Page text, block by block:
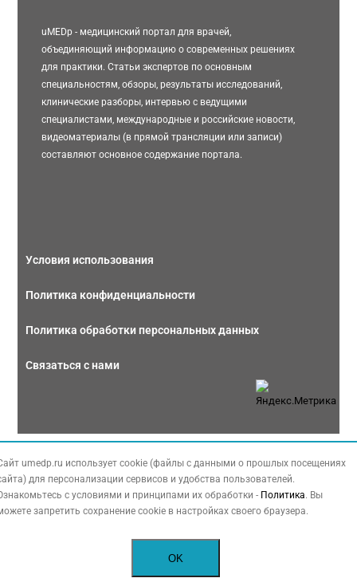
uMEDp - медицинский портал для врачей,
объединяющий информацию о современных решениях
для практики. Статьи экспертов по основным
специальностям, обзоры, результаты исследований,
клинические разборы, интервью с ведущими
специалистами, международные и российские новости,
видеоматериалы (в прямой трансляции или записи)
составляют основное содержание портала.
Условия использования
Политика конфиденциальности
Политика обработки персональных данных
Связаться с нами
содержит материалы, принадлежащие третьей стороне, охраняемые законом
РФ об авторских правах.
umedp.ru использует cookie (файлы с данными о прошлых посещениях
для персонализации сервисов и удобства пользователей.
с условиями и принципами их обработки - Политика. Вы
запретить сохранение cookie в настройках своего браузера.
OK